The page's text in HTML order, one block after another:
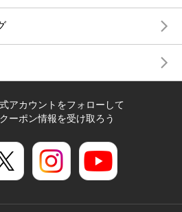
アカウントをフォローして
ーポン情報を受け取ろう